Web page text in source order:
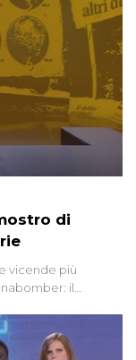
di
vicende più
il
essere ancora in
sul Mostro di